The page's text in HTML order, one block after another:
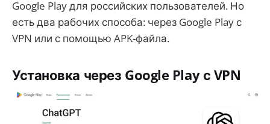
Google Play для российских пользователей. Но
есть два рабочих способа: через Google Play с
VPN или с помощью APK-файла.
Установка через Google Play с VPN